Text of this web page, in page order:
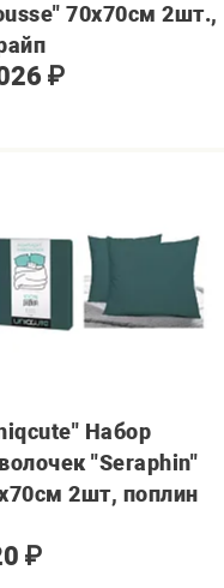
70х70см 2шт.,
₽
Набор
"Seraphin"
2шт, поплин
₽